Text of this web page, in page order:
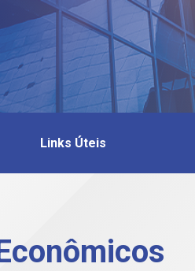
Links Úteis